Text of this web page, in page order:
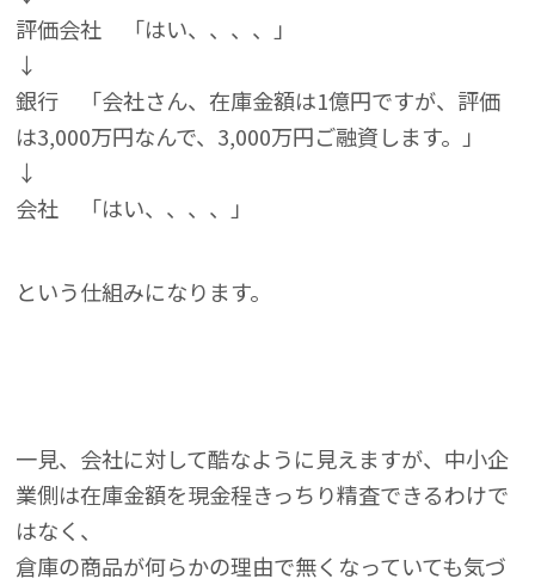
評価会社 「はい、、、、」
↓
銀行 「会社さん、在庫金額は1億円ですが、評価
は3,000万円なんで、3,000万円ご融資します。」
↓
会社 「はい、、、、」
という仕組みになります。
一見、会社に対して酷なように見えますが、中小企
業側は在庫金額を現金程きっちり精査できるわけで
はなく、
倉庫の商品が何らかの理由で無くなっていても気づ